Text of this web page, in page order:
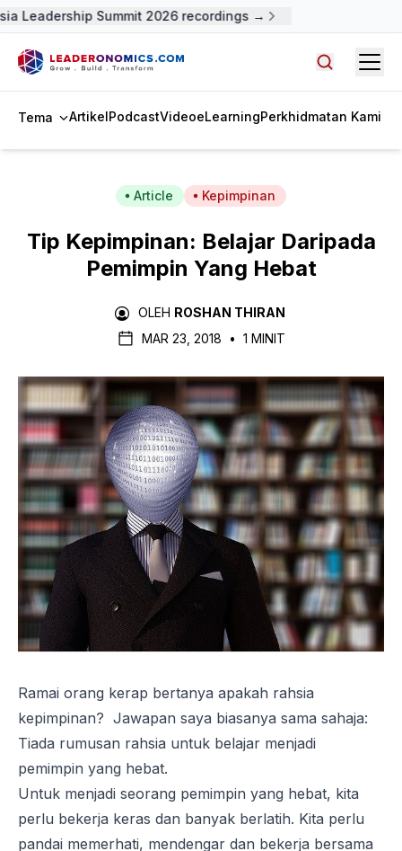
Leadership Summit 2026 recordings →
Tema ArtikelPodcastVideoeLearningPerkhidmatan Kami
Article Kepimpinan
Tip Kepimpinan: Belajar Daripada
Pemimpin Yang Hebat
OLEH ROSHAN THIRAN
MAR 23, 2018
• 1 MINIT
Ramai orang kerap bertanya apakah rahsia
kepimpinan? Jawapan saya biasanya sama sahaja:
Tiada rumusan rahsia untuk belajar menjadi
pemimpin yang hebat.
Untuk menjadi seorang pemimpin yang hebat, kita
perlu bekerja keras dan banyak berlatih. Kita perlu
pandai memerhati, mendengar dan bekerja bersama